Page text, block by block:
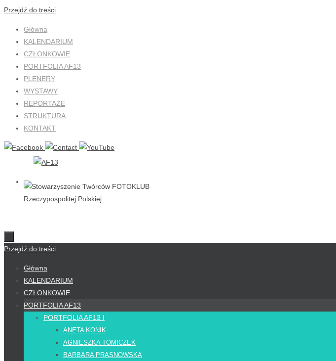
Przejdź do treści
Główna
KALENDARIUM
CZŁONKOWIE
PORTFOLIA AF13
PLENERY
WYSTAWY
REPORTAŻE
STRUKTURA
KONTAKT
Przejdź do treści
Główna
KALENDARIUM
CZŁONKOWIE
PORTFOLIA AF13
PORTFOLIA AF13 I
ANETA KONIK
AGNIESZKA TOMICZEK
BARBARA PRASNOWSKA